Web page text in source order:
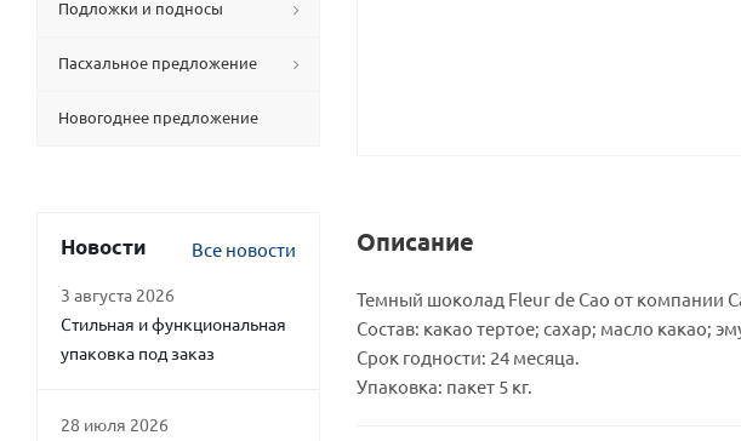
Описание
Темный шоколад Fleur de Cao от компании
Состав: какао тертое; сахар; масло какао;
Срок годности: 24 месяца.
Упаковка: пакет 5 кг.
Подложки и подносы
Пасхальное предложение
Новогоднее предложение
Новости Все новости
3 августа 2026
Стильная и функциональная
упаковка под заказ
28 июля 2026